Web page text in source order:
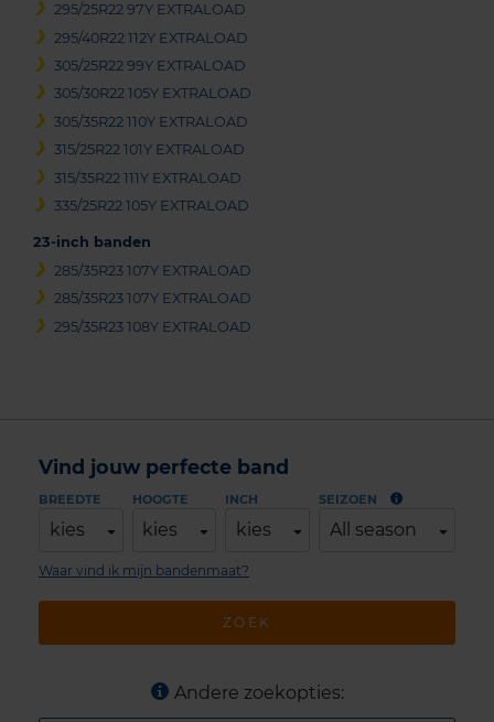
295/25R22 97Y EXTRALOAD
295/40R22 112Y EXTRALOAD
305/25R22 99Y EXTRALOAD
305/30R22 105Y EXTRALOAD
305/35R22 110Y EXTRALOAD
315/25R22 101Y EXTRALOAD
315/35R22 111Y EXTRALOAD
335/25R22 105Y EXTRALOAD
23-inch banden
285/35R23 107Y EXTRALOAD
285/35R23 107Y EXTRALOAD
295/35R23 108Y EXTRALOAD
Vind jouw perfecte band
BREEDTE
kies
HOOGTE
kies
INCH
kies
SEIZOEN
All season
ZOEK
Waar vind ik mijn bandenmaat?
Andere zoekopties: